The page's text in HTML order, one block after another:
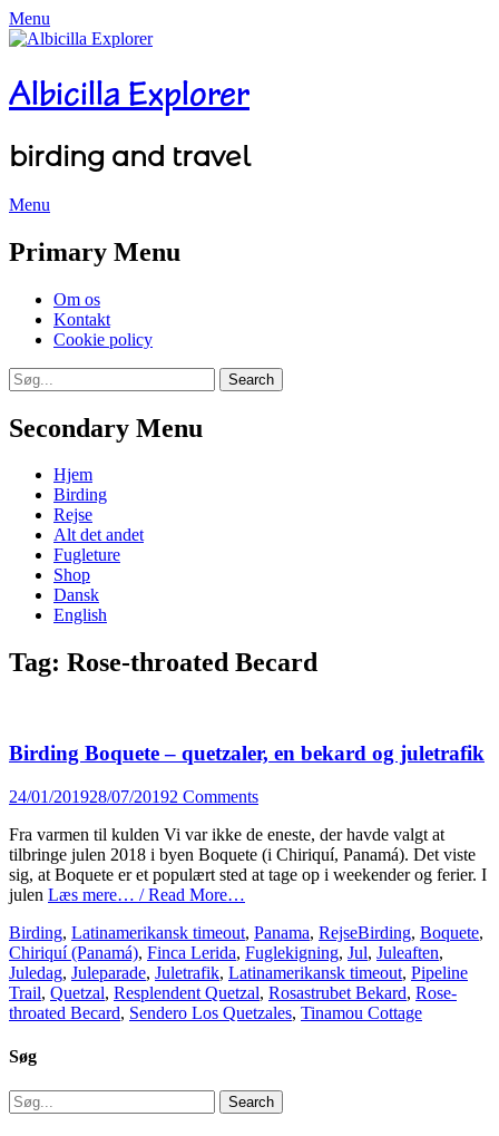
Menu
Albicilla Explorer
birding and travel
Menu
Primary Menu
Skip
content
Om os
Kontakt
Cookie policy
Search
Search
for:
Secondary Menu
Skip
content
Hjem
Birding
Rejse
Alt det andet
Fugleture
Shop
Dansk
English
Tag: Rose-throated Becard
Birding Boquete – quetzaler, en bekard og juletrafik
Posted
24/01/201928/07/20192 Comments
Fra varmen til kulden Vi var ikke de eneste, der havde valgt at
tilbringe julen 2018 i byen Boquete (i Chiriquí, Panamá). Det viste
sig, at Boquete er et populært sted at tage op i weekender og ferier. I
julen Læs mere… / Read More…
Categories
Birding, Latinamerikansk timeout, Panama, RejseTags
Birding, Boquete,
Chiriquí (Panamá), Finca Lerida, Fuglekigning, Jul, Juleaften,
Juledag, Juleparade, Juletrafik, Latinamerikansk timeout, Pipeline
Trail, Quetzal, Resplendent Quetzal, Rosastrubet Bekard, Rose-
throated Becard, Sendero Los Quetzales, Tinamou Cottage
Søg
Search
for: